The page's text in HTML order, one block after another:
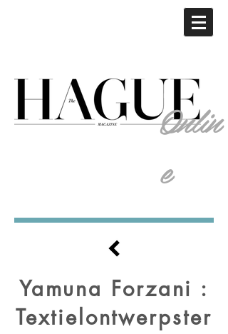
Onlin
e
Yamuna Forzani :
Textielontwerpster